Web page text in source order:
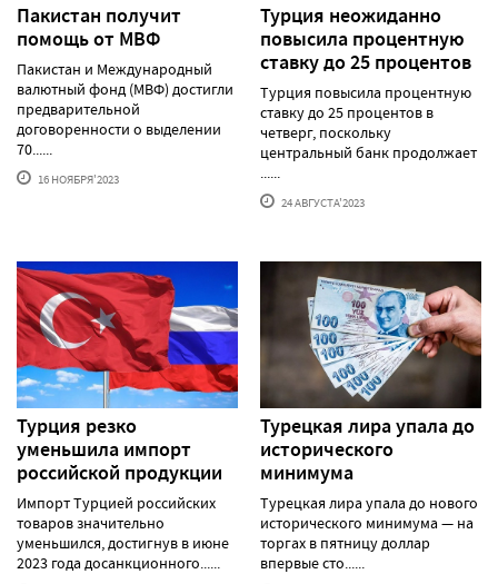
Пакистан получит
помощь от МВФ
Пакистан и Международный
валютный фонд (МВФ) достигли
предварительной
договоренности о выделении
70......
16 НОЯБРЯ'2023
Турция неожиданно
повысила процентную
ставку до 25 процентов
Турция повысила процентную
ставку до 25 процентов в
четверг, поскольку
центральный банк продолжает
......
24 АВГУСТА'2023
Турция резко
уменьшила импорт
российской продукции
Импорт Турцией российских
товаров значительно
уменьшился, достигнув в июне
2023 года досанкционного......
Турецкая лира упала до
исторического
минимума
Турецкая лира упала до нового
исторического минимума — на
торгах в пятницу доллар
впервые сто......